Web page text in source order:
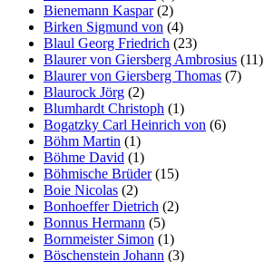
Bienemann Kaspar(2)
Birken Sigmund von (4)
Blaul Georg Friedrich (23)
Blaurer von Giersberg Ambrosius (11)
Blaurer von Giersberg Thomas (7)
Blaurock Jörg (2)
Blumhardt Christoph (1)
Bogatzky Carl Heinrich von (6)
Böhm Martin (1)
Böhme David (1)
Böhmische Brüder(15)
Boie Nicolas (2)
Bonhoeffer Dietrich (2)
Bonnus Hermann (5)
Bornmeister Simon (1)
Böschenstein Johann (3)